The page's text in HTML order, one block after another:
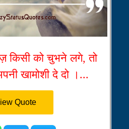
किसी को चुभने लगे, तो
खामोशी दे दो ।...
Quote